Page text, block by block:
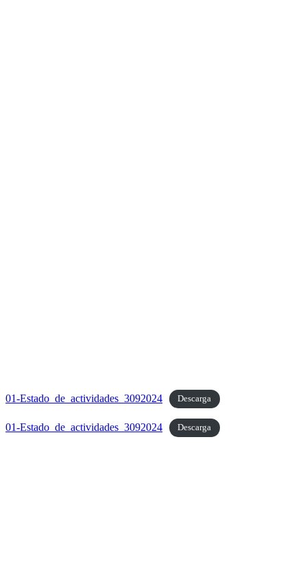
01-Estado_de_actividades_3092024 Descarga
01-Estado_de_actividades_3092024 Descarga